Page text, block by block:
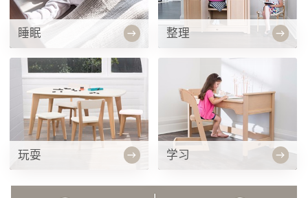
睡眠 整理
玩耍 学习